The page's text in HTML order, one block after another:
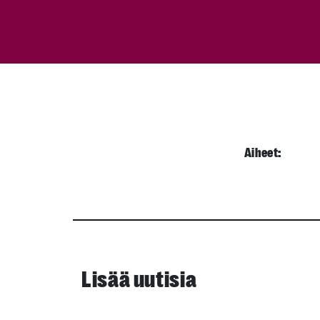
Aiheet:
Lisää uutisia